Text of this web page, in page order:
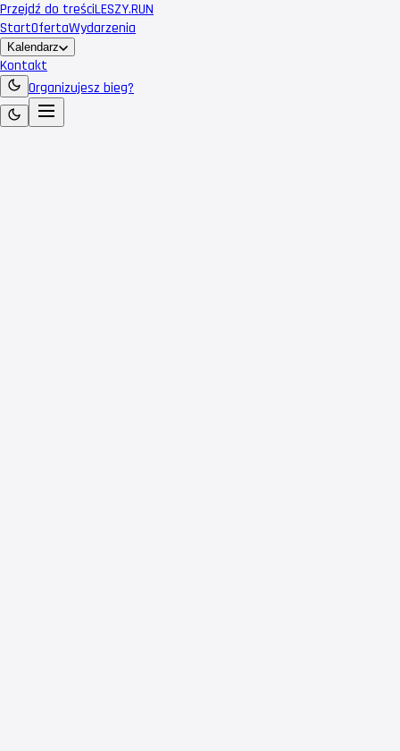
Przejdź do treściLESZY.RUN
StartOfertaWydarzenia
Kalendarz
Kontakt
Organizujesz bieg?